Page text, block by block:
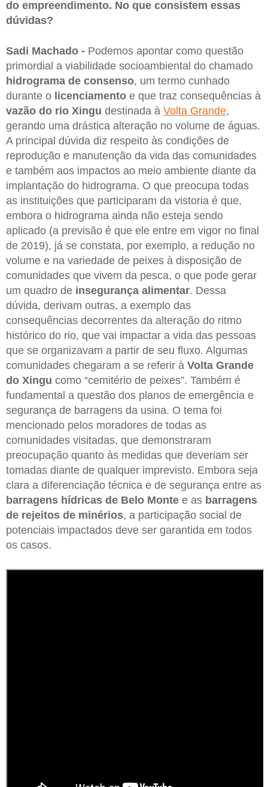
do empreendimento. No que consistem essas
dúvidas?
Sadi Machado - Podemos apontar como questão
primordial a viabilidade socioambiental do chamado
hidrograma de consenso, um termo cunhado
durante o licenciamento e que traz consequências à
vazão do rio Xingu destinada à Volta Grande,
gerando uma drástica alteração no volume de águas.
A principal dúvida diz respeito às condições de
reprodução e manutenção da vida das comunidades
e também aos impactos ao meio ambiente diante da
implantação do hidrograma. O que preocupa todas
as instituições que participaram da vistoria é que,
embora o hidrograma ainda não esteja sendo
aplicado (a previsão é que ele entre em vigor no final
de 2019), já se constata, por exemplo, a redução no
volume e na variedade de peixes à disposição de
comunidades que vivem da pesca, o que pode gerar
um quadro de insegurança alimentar. Dessa
dúvida, derivam outras, a exemplo das
consequências decorrentes da alteração do ritmo
histórico do rio, que vai impactar a vida das pessoas
que se organizavam a partir de seu fluxo. Algumas
comunidades chegaram a se referir à Volta Grande
do Xingu como “cemitério de peixes”. Também é
fundamental a questão dos planos de emergência e
segurança de barragens da usina. O tema foi
mencionado pelos moradores de todas as
comunidades visitadas, que demonstraram
preocupação quanto às medidas que deveriam ser
tomadas diante de qualquer imprevisto. Embora seja
clara a diferenciação técnica e de segurança entre as
barragens hídricas de Belo Monte e as barragens
de rejeitos de minérios, a participação social de
potenciais impactados deve ser garantida em todos
os casos.